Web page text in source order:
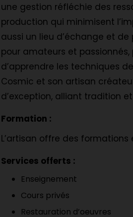
une gestion réfléchie des
production qui minimisent
aussi un lieu d’échange et
pour amateurs et
d’apprendre les techniques
Cosmic et son artisan
d’exception, alliant tradition
Formation :
L’artisan offre des
Services offerts :
Enseignement
Cours privés
Restauration d’oeuvres